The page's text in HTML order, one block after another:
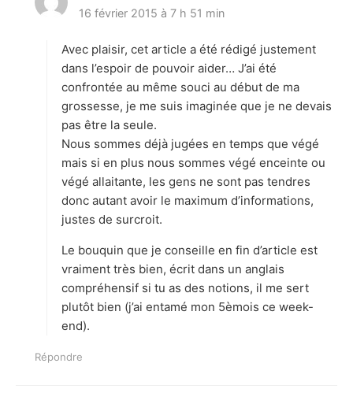
i
:
16 février 2015 à 7 h 51 min
Avec plaisir, cet article a été rédigé justement
dans l’espoir de pouvoir aider… J’ai été
confrontée au même souci au début de ma
grossesse, je me suis imaginée que je ne devais
pas être la seule.
Nous sommes déjà jugées en temps que végé
mais si en plus nous sommes végé enceinte ou
végé allaitante, les gens ne sont pas tendres
donc autant avoir le maximum d’informations,
justes de surcroit.
Le bouquin que je conseille en fin d’article est
vraiment très bien, écrit dans un anglais
compréhensif si tu as des notions, il me sert
plutôt bien (j’ai entamé mon 5èmois ce week-
end).
Répondre